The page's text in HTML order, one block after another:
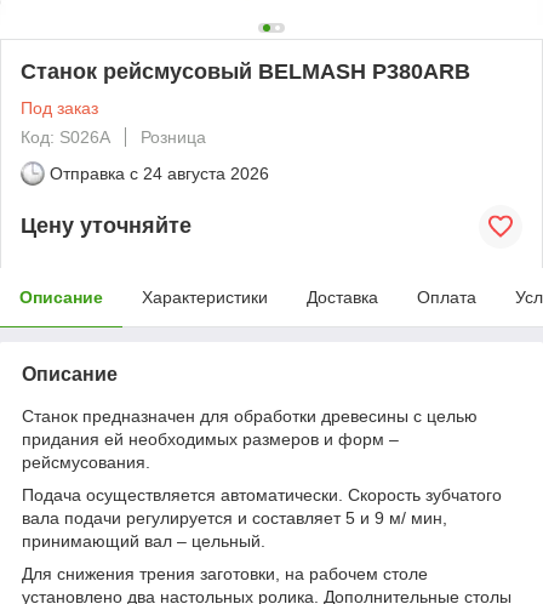
Станок рейсмусовый BELMASH P380ARB
Под заказ
Код: S026A
Розница
Отправка с 24 августа 2026
Цену уточняйте
Описание Характеристики Доставка Оплата
Описание
Станок предназначен для обработки древесины с целью
придания ей необходимых размеров и форм –
рейсмусования.
Подача осуществляется автоматически. Скорость зубчатого
вала подачи регулируется и составляет 5 и 9 м/ мин,
принимающий вал – цельный.
Для снижения трения заготовки, на рабочем столе
установлено два настольных ролика. Дополнительные столы